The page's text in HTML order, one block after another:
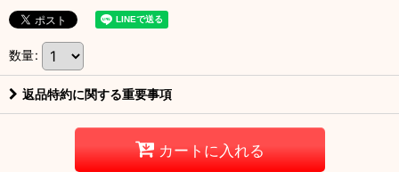
数量:
返品特約に関する重要事項
カートに入れる